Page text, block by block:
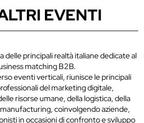
EVENTI
delle principali realtà italiane dedicate al
matching B2B.
eventi verticali, riunisce le principali
del marketing digitale,
risorse umane, della logistica, della
coinvolgendo aziende,
in occasioni di confronto e sviluppo